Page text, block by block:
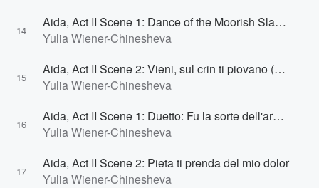
14
Aida, Act II Scene 1: Dance of the Moorish Slaves
Yulia Wiener-Chinesheva
15
Aida, Act II Scene 2: Vieni, sul crin ti piovano (Schiave, Amneris)
Yulia Wiener-Chinesheva
16
Aida, Act II Scene 1: Duetto: Fu la sorte dell'armi a tuoi funesta (Amneris, Aida)
Yulia Wiener-Chinesheva
17
Aida, Act II Scene 2: Pieta ti prenda del mio dolor
Yulia Wiener-Chinesheva